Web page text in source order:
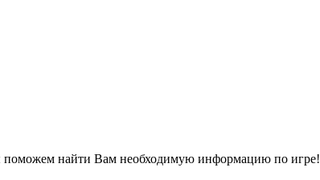
найти Вам необходимую информацию по игре!